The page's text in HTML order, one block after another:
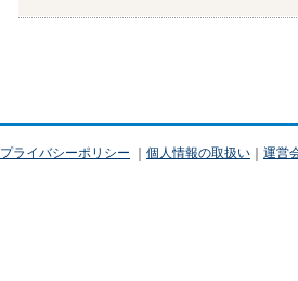
プライバシーポリシー ｜ 個人情報の取扱い ｜ 運営